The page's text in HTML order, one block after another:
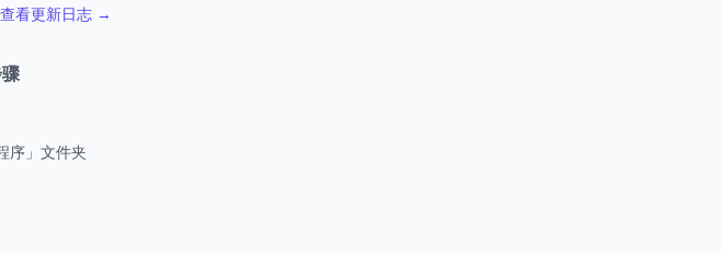
查看更新日志 →
序」文件夹